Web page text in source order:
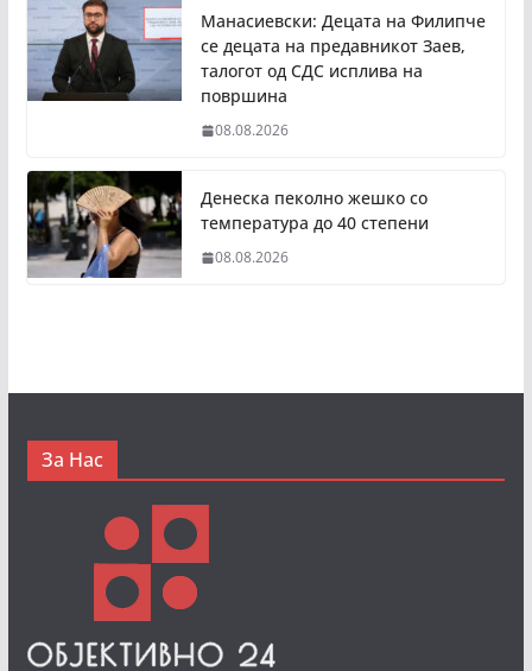
Манасиевски: Децата на Филипче
се децата на предавникот Заев,
талогот од СДС исплива на
површина
08.08.2026
Денеска пеколно жешко со
температура до 40 степени
08.08.2026
За Нас